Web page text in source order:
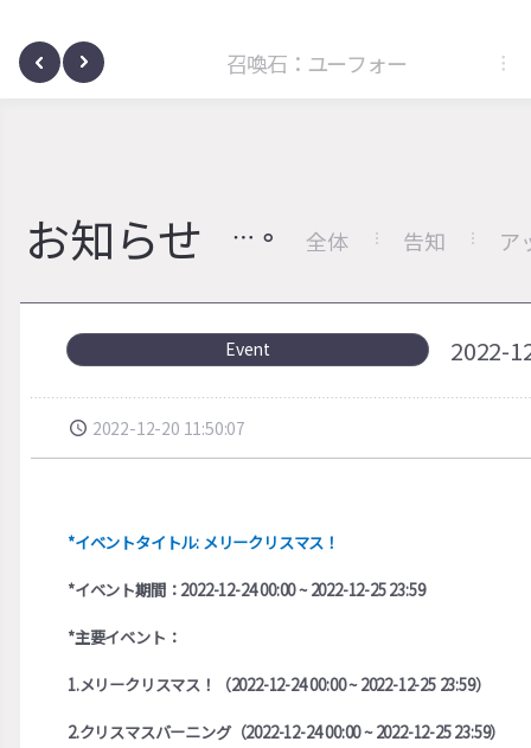
サノヴァ 召喚石：ユーフォー
お知らせ 全体 告知 ア
Event 2022-
2022-12-20 11:50:07
*イベントタイトル: メリークリスマス！
*イベント期間：2022-12-24 00:00 ~ 2022-12-25 23:59
*主要イベント：
1.メリークリスマス！（2022-12-24 00:00 ~ 2022-12-25 23:59）
2.クリスマスバーニング（2022-12-24 00:00 ~ 2022-12-25 23:59）